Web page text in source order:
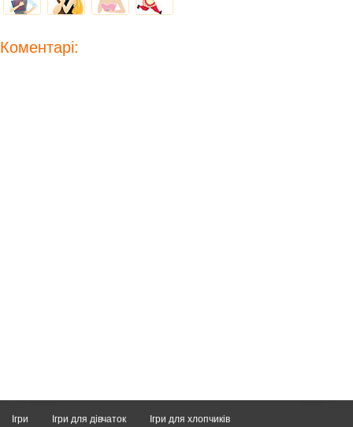
Коментарі:
Ігри Ігри для дівчаток Ігри для хлопчиків